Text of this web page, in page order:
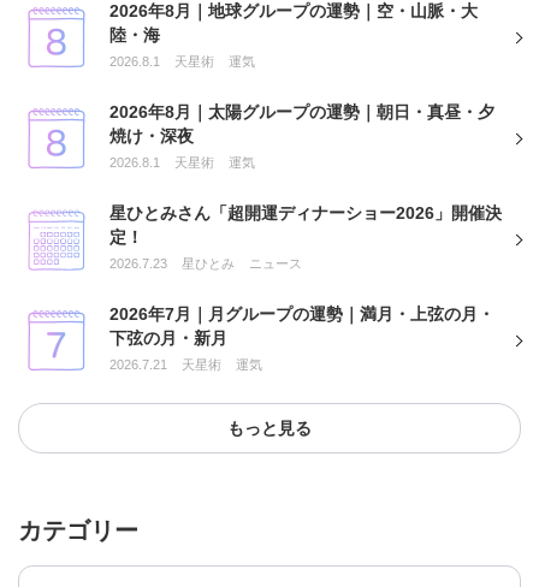
2026年8月｜地球グループの運勢｜空・山脈・大
陸・海
2026.8.1 天星術 運気
2026年8月｜太陽グループの運勢｜朝日・真昼・夕
焼け・深夜
2026.8.1 天星術 運気
星ひとみさん「超開運ディナーショー2026」開催決
定！
2026.7.23 星ひとみ ニュース
2026年7月｜月グループの運勢｜満月・上弦の月・
下弦の月・新月
2026.7.21 天星術 運気
もっと見る
カテゴリー